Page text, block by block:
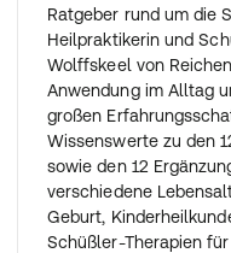
Ratgeber rund um die
Heilpraktikerin und
Wolffskeel von
Anwendung im Alltag
großen
Wissenswerte zu den
sowie den 12
verschiedene
Geburt,
Schüßler-Therapien